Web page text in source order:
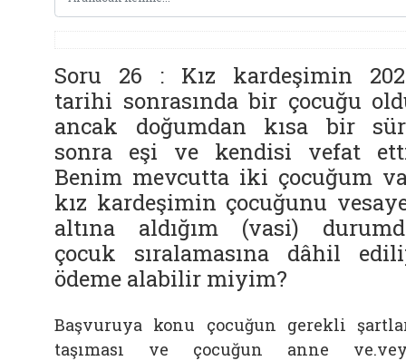
Soru 26 : Kız kardeşimin
tarihi sonrasında bir çocuğu
ancak doğumdan kısa bir
sonra eşi ve kendisi vefat
Benim mevcutta iki çocuğum
kız kardeşimin çocuğunu
altına aldığım (vasi)
çocuk sıralamasına dâhil
ödeme alabilir miyim?
Başvuruya konu çocuğun gerekli
taşıması ve çocuğun anne